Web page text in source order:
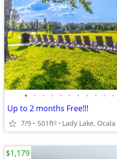
• • • • • • • • • • •
Up to 2 months Free!!!
7/9 501ft2 Lady Lake, Ocala
$1,179